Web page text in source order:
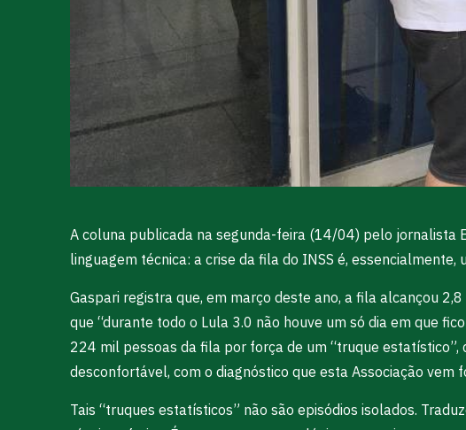
A coluna publicada na segunda-feira (14/04) pelo jornalista
linguagem técnica: a crise da fila do INSS é,
Gaspari registra que, em março deste ano, a fila alcançou
que “durante todo o Lula 3.0 não houve um só dia em que
224 mil pessoas da fila por força de um “truque
desconfortável, com o diagnóstico que esta Associação
Tais “truques estatísticos” não são episódios isolados.